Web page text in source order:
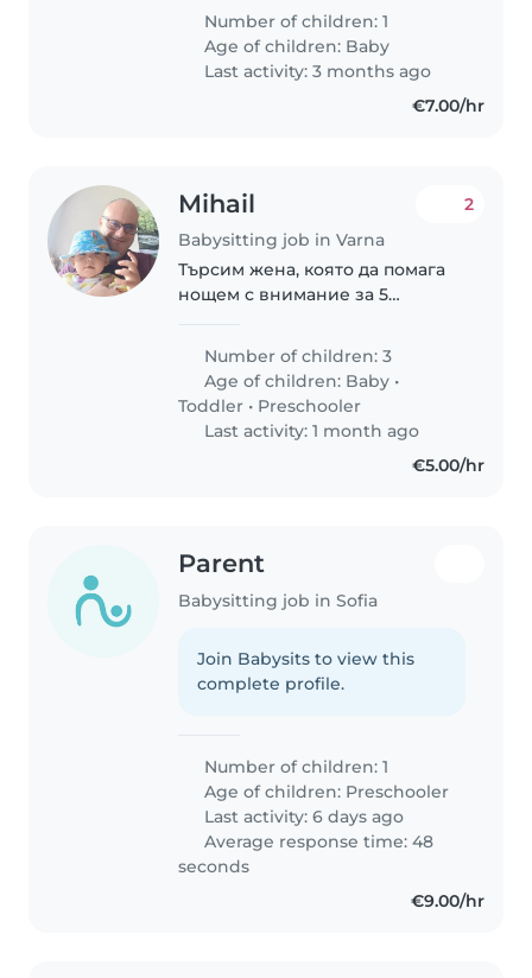
заинтересувани от тази работа.
Number of children: 1
Age of children: Baby
Last activity: 3 months ago
€7.00/hr
Mihail
Babysitting job in Varna
2
Търсим жена, която да помага
нощем с внимание за 5
и търси успокоение на ръце.
Number of children: 3
Age of children: Baby •
Toddler • Preschooler
Last activity: 1 month ago
€5.00/hr
Parent
Babysitting job in Sofia
Join Babysits to view this
complete profile.
Number of children: 1
Age of children: Preschooler
Last activity: 6 days ago
Average response time: 48
seconds
€9.00/hr